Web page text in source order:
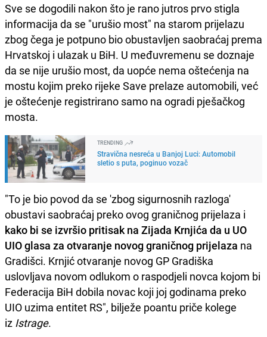
Sve se dogodili nakon što je rano jutros prvo stigla
informacija da se "urušio most" na starom prijelazu
zbog čega je potpuno bio obustavljen saobraćaj prema
Hrvatskoj i ulazak u BiH. U međuvremenu se doznaje
da se nije urušio most, da uopće nema oštećenja na
mostu kojim preko rijeke Save prelaze automobili, već
je oštećenje registrirano samo na ogradi pješačkog
mosta.
TRENDING
Stravična nesreća u Banjoj Luci: Automobil
sletio s puta, poginuo vozač
"To je bio povod da se 'zbog sigurnosnih razloga'
obustavi saobraćaj preko ovog graničnog prijelaza i
kako bi se izvršio pritisak na Zijada Krnjića da u UO
UIO glasa za otvaranje novog graničnog prijelaza na
Gradišci. Krnjić otvaranje novog GP Gradiška
uslovljava novom odlukom o raspodjeli novca kojom bi
Federacija BiH dobila novac koji joj godinama preko
UIO uzima entitet RS", bilježe poantu priče kolege
iz Istrage.